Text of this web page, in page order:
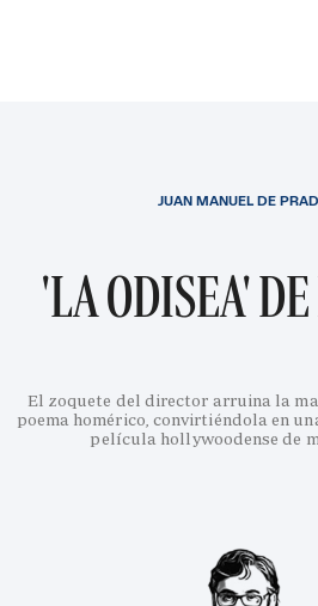
'LA ODISEA'
El zoquete del director arruina la
poema homérico, convirtiéndola en
película hollywoodense de
JUAN MANUEL DE